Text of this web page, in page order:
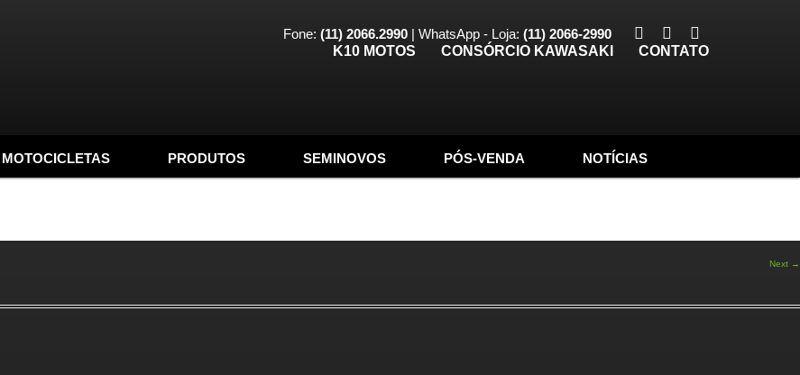
Fone: (11) 2066.2990 | WhatsApp - Loja: (11) 2066-2990
K10 MOTOS
CONSÓRCIO KAWASAKI CONTATO
MOTOCICLETAS PRODUTOS SEMINOVOS PÓS-VENDA NOTÍCIAS
Next →